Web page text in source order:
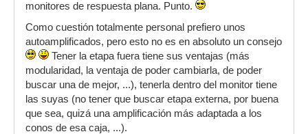
¿Aconsejas siempre una opción autoamplificada
o la opción de buscar una etapa es
perfectamente viable?
monitores de respuesta plana. Punto.
Como cuestión totalmente personal prefiero unos
autoamplificados, pero esto no es en absoluto un consejo
Tener la etapa fuera tiene sus ventajas (más
modularidad, la ventaja de poder cambiarla, de poder
buscar una de mejor, ...), tenerla dentro del monitor tiene
las suyas (no tener que buscar etapa externa, por buena
que sea, quizá una amplificación más adaptada a los
conos de esa caja, ...).